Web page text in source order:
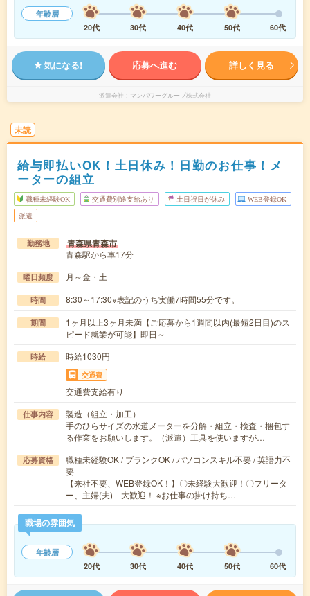
年齢層
20代
30代 40代 50代 60代
気になる! 応募へ進む 詳しく見る
派遣会社 マンパワーグループ株式会社
未読
給与即払いOK！土日休み！日勤のお仕事！メ
ーターの組立
職種未経験OK 交通費別途支給あり 土日祝日が休み WEB登録OK
派遣
勤務地 青森県青森市
青森駅から車17分
曜日頻度 月～金・土
時間 8:30～17:30※表記のうち実働7時間55分です。
期間
1ヶ月以上3ヶ月未満【ご応募から1週間以内(最短2日目)のス
ピード就業が可能】即日～
時給 時給1030円
交通費
交通費支給有り
仕事内容
製造（組立・加工）
手のひらサイズの水道メーターを分解・組立・検査・梱包す
る作業をお願いします。（派遣）工具を使いますが…
応募資格
職種未経験OK / ブランクOK / パソコンスキル不要 / 英語力不
要
【来社不要、WEB登録OK！】〇未経験大歓迎！〇フリータ
ー、主婦(夫) 大歓迎！ ※お仕事の掛け持ち…
職場の雰囲気
年齢層
20代
30代 40代 50代 60代